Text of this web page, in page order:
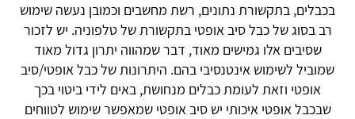
בכבלים, בתקשורת נתונים, רשת מחשבים וכמובן נעשה שימוש
רב בסוג של כבל סיב אופטי בתקשורת של טלפוניה. יש לזכור
שסיבים אלו גמישים מאוד, דבר שמהווה יתרון גדול מאוד
שמוביל לשימוש אינטנסיבי בהם. היתרונות של כבל אופטי/סיב
אופטי וזאת לעומת כבלים מנחושת, באים לידי ביטוי בכך
שבכבל אופטי איכותי יש סיב אופטי שמאפשר שימוש לטווחים